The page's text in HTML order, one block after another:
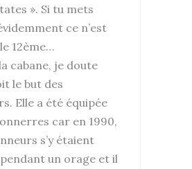
». Si tu mets
ce n’est
12ème…
cabane, je doute
le but des
Elle a été équipée
car en 1990,
s’y étaient
un orage et il